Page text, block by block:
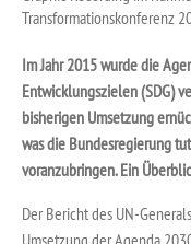
Transformationskonferenz
Im Jahr 2015 wurde die
Entwicklungszielen (SDG)
bisherigen Umsetzung
was die Bundesregierung
voranzubringen. Ein
Der Bericht des UN-